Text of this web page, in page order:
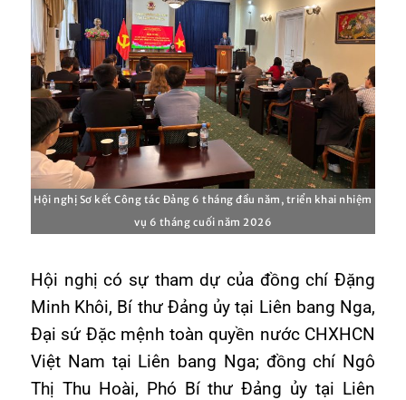
Hội nghị Sơ kết Công tác Đảng 6 tháng đầu năm, triển khai nhiệm
vụ 6 tháng cuối năm 2026
Hội nghị có sự tham dự của đồng chí Đặng
Minh Khôi, Bí thư Đảng ủy tại Liên bang Nga,
Đại sứ Đặc mệnh toàn quyền nước CHXHCN
Việt Nam tại Liên bang Nga; đồng chí Ngô
Thị Thu Hoài, Phó Bí thư Đảng ủy tại Liên